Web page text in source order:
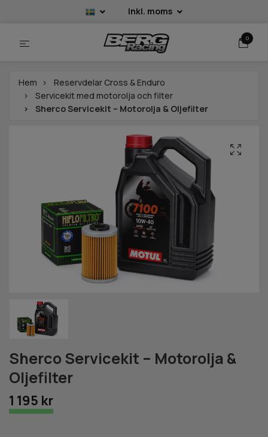
Inkl. moms
0
Hem
Reservdelar Cross & Enduro
Servicekit med motorolja och filter
Sherco Servicekit – Motorolja & Oljefilter
Sherco Servicekit – Motorolja &
Oljefilter
1 195 kr